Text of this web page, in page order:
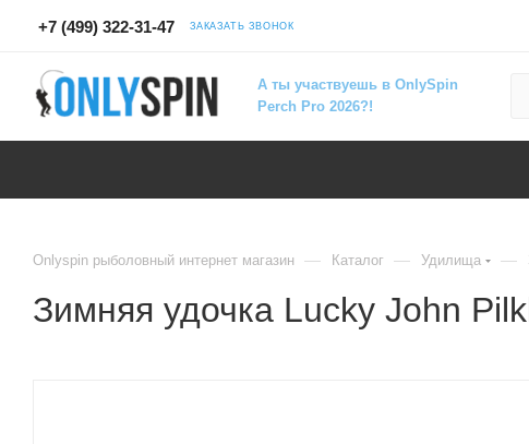
+7 (499) 322-31-47 ЗАКАЗАТЬ ЗВОНОК
А ты участвуешь в OnlySpin
Perch Pro 2026?!
Onlyspin рыболовный интернет магазин — Каталог — Удилища —
Зимняя удочка Lucky John